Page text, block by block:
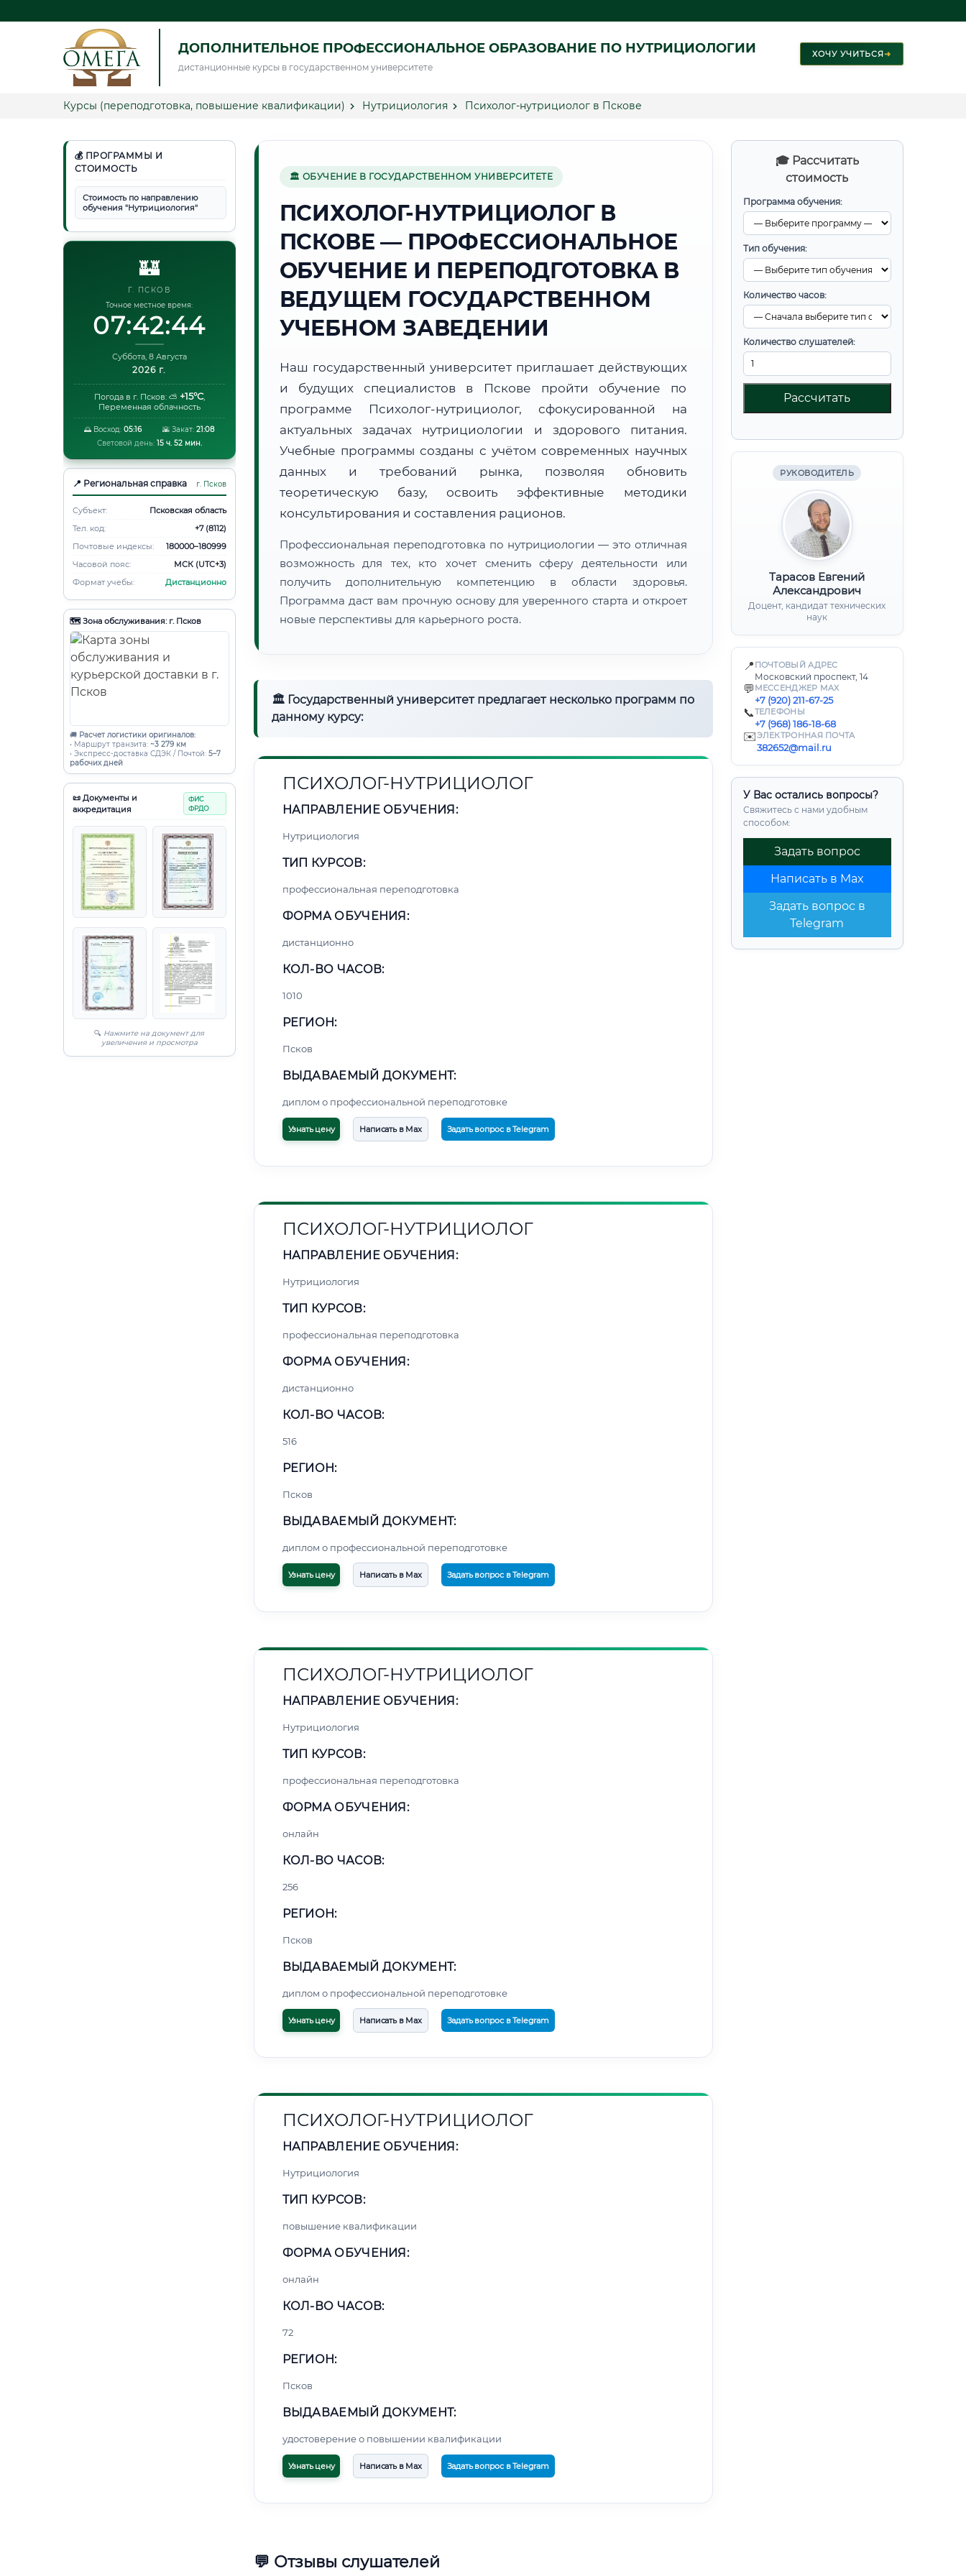
ДОПОЛНИТЕЛЬНОЕ ПРОФЕССИОНАЛЬНОЕ ОБРАЗОВАНИЕ ПО НУТРИЦИОЛОГИИ
дистанционные курсы в государственном университете
ХОЧУ УЧИТЬСЯ➜
Курсы (переподготовка, повышение квалификации) Нутрициология Психолог-нутрициолог в Пскове
💰 ПРОГРАММЫ И
СТОИМОСТЬ
Стоимость по направлению
обучения "Нутрициология"
🏰
Г. ПСКОВ
Точное местное время:
07:42:45
Суббота, 8 Августа
2026 г.
Погода в г. Псков: ⛅ +15°C,
Переменная облачность
🌅 Восход: 05:16 🌇 Закат: 21:08
Световой день: 15 ч. 52 мин.
📍 Региональная справка г. Псков
Субъект:
Псковская область
Тел. код:
+7 (8112)
Почтовые индексы:
180000–180999
Часовой пояс:
МСК (UTC+3)
Формат учебы:
Дистанционно
🗺️ Зона обслуживания: г. Псков
🚚 Расчет логистики оригиналов:
• Маршрут транзита: ~3 279 км
• Экспресс-доставка СДЭК / Почтой: 5–7
рабочих дней
📜 Документы и
аккредитация
ФИС
ФРДО
🔍 Нажмите на документ для
увеличения и просмотра
🎓 Рассчитать
стоимость
Программа обучения:
Тип обучения:
Количество часов:
Количество слушателей:
Рассчитать
РУКОВОДИТЕЛЬ
Тарасов Евгений
Александрович
Доцент, кандидат технических
наук
📍 ПОЧТОВЫЙ АДРЕС
Московский проспект, 14
💬 МЕССЕНДЖЕР MAX
+7 (920) 211-67-25
📞ТЕЛЕФОНЫ
+7 (968) 186-18-68
✉️ЭЛЕКТРОННАЯ ПОЧТА
382652@mail.ru
У Вас остались вопросы?
Свяжитесь с нами удобным
способом:
Задать вопрос
Написать в Max
Задать вопрос в
Telegram
🏛 ОБУЧЕНИЕ В ГОСУДАРСТВЕННОМ УНИВЕРСИТЕТЕ
ПСИХОЛОГ-НУТРИЦИОЛОГ В
ПСКОВЕ — ПРОФЕССИОНАЛЬНОЕ
ОБУЧЕНИЕ И ПЕРЕПОДГОТОВКА В
ВЕДУЩЕМ ГОСУДАРСТВЕННОМ
УЧЕБНОМ ЗАВЕДЕНИИ
Наш государственный университет приглашает действующих
и будущих специалистов в Пскове пройти обучение по
программе Психолог-нутрициолог, сфокусированной на
актуальных задачах нутрициологии и здорового питания.
Учебные программы созданы с учётом современных научных
данных и требований рынка, позволяя обновить
теоретическую базу, освоить эффективные методики
консультирования и составления рационов.
Профессиональная переподготовка по нутрициологии — это отличная
возможность для тех, кто хочет сменить сферу деятельности или
получить дополнительную компетенцию в области здоровья.
Программа даст вам прочную основу для уверенного старта и откроет
новые перспективы для карьерного роста.
🏛 Государственный университет предлагает несколько программ по
данному курсу:
ПСИХОЛОГ-НУТРИЦИОЛОГ
НАПРАВЛЕНИЕ ОБУЧЕНИЯ:
Нутрициология
ТИП КУРСОВ:
профессиональная переподготовка
ФОРМА ОБУЧЕНИЯ:
дистанционно
КОЛ-ВО ЧАСОВ:
1010
РЕГИОН:
Псков
ВЫДАВАЕМЫЙ ДОКУМЕНТ:
диплом о профессиональной переподготовке
Узнать цену Написать в Max Задать вопрос в Telegram
ПСИХОЛОГ-НУТРИЦИОЛОГ
НАПРАВЛЕНИЕ ОБУЧЕНИЯ:
Нутрициология
ТИП КУРСОВ:
профессиональная переподготовка
ФОРМА ОБУЧЕНИЯ:
дистанционно
КОЛ-ВО ЧАСОВ:
516
РЕГИОН:
Псков
ВЫДАВАЕМЫЙ ДОКУМЕНТ:
диплом о профессиональной переподготовке
Узнать цену Написать в Max Задать вопрос в Telegram
ПСИХОЛОГ-НУТРИЦИОЛОГ
НАПРАВЛЕНИЕ ОБУЧЕНИЯ:
Нутрициология
ТИП КУРСОВ:
профессиональная переподготовка
ФОРМА ОБУЧЕНИЯ:
онлайн
КОЛ-ВО ЧАСОВ:
256
РЕГИОН:
Псков
ВЫДАВАЕМЫЙ ДОКУМЕНТ:
диплом о профессиональной переподготовке
Узнать цену Написать в Max Задать вопрос в Telegram
ПСИХОЛОГ-НУТРИЦИОЛОГ
НАПРАВЛЕНИЕ ОБУЧЕНИЯ:
Нутрициология
ТИП КУРСОВ:
повышение квалификации
ФОРМА ОБУЧЕНИЯ:
онлайн
КОЛ-ВО ЧАСОВ:
72
РЕГИОН:
Псков
ВЫДАВАЕМЫЙ ДОКУМЕНТ:
удостоверение о повышении квалификации
Узнать цену Написать в Max Задать вопрос в Telegram
💬 Отзывы слушателей